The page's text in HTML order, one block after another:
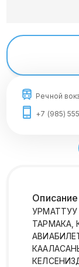
Речной
+7 (985)
Описание
ТАРМАКА,